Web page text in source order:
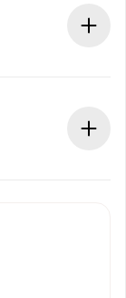
proporremo